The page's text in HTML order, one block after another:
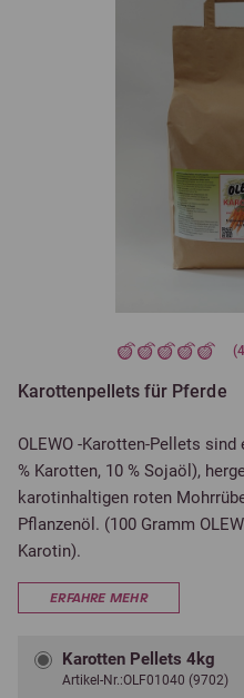
(4
Karottenpellets für Pferde
OLEWO -Karotten-Pellets
% Karotten, 10 % Sojaöl),
karotinhaltigen roten
Pflanzenöl. (100 Gramm
Karotin).
ERFAHRE MEHR
Karotten Pellets 4kg
Artikel-Nr.:OLF01040 (9702)